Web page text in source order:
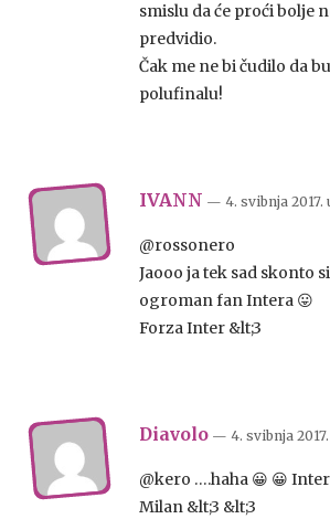
smislu da će proći bolje
predvidio.
Čak me ne bi čudilo da
polufinalu!
IVANN — 4. svibnja 2017.
@rossonero
Jaooo ja tek sad skonto
ogroman fan Intera 😛
Forza Inter &lt;3
Diavolo — 4. svibnja 2017.
@kero ….haha 😀 😀
Milan &lt;3 &lt;3